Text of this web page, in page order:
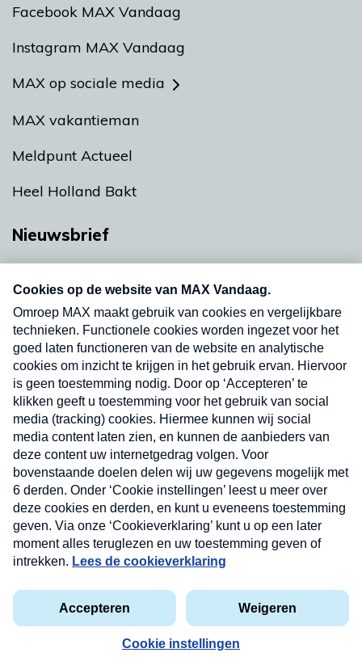
Facebook MAX Vandaag
Instagram MAX Vandaag
MAX op sociale media
MAX vakantieman
Meldpunt Actueel
Heel Holland Bakt
Nieuwsbrief
nieuwsbrief. Elke vrijdag- en dinsdagochtend in
uw mailbox.
Verzend
Privacyverklaring
Cookieverklaring
Kwetsbaarheid melden
Copyright © 2026 MAX Vandaag - Omroep MAX
Nieuwsbrief
Neem hier een gratis abonnement op onze
nieuwsbrief. Elke vrijdag- en dinsdagochtend in uw